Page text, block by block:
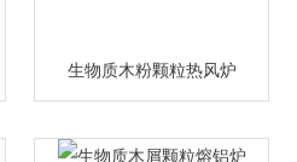
生物质木粉颗粒热风炉